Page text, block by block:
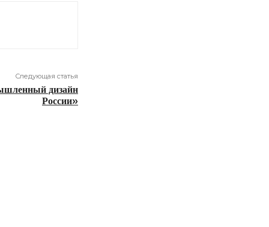
Следующая статья
дизайн
России»